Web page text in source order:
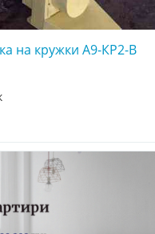
на кружки А9-КР2-В